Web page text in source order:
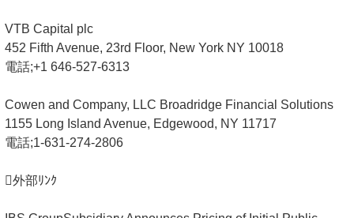
VTB Capital plc
452 Fifth Avenue, 23rd Floor, New York NY 10018
電話;+1 646-527-6313
Cowen and Company, LLC Broadridge Financial Solutions
1155 Long Island Avenue, Edgewood, NY 11717
電話;1-631-274-2806
外部ﾘﾝｸ